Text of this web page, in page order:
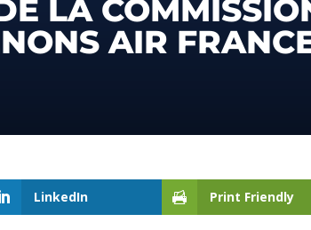
LA
AIR
LinkedIn Print Friendly